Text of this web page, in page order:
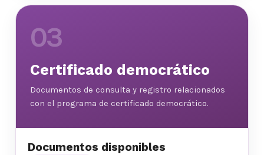
03
Certificado democrático
Documentos de consulta y registro relacionados
con el programa de certificado democrático.
Documentos disponibles